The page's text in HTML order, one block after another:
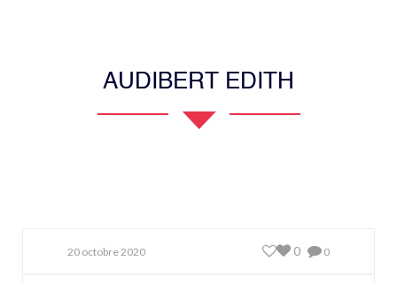
AUDIBERT EDITH
20 octobre 2020 0
0